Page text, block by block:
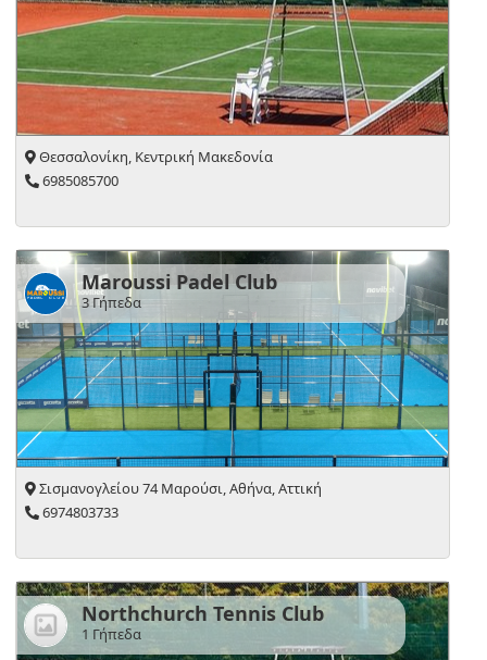
Σχετικά
με
μας
Πολιτική
Δεδομένων
English
Version
Θεσσαλονίκη, Κεντρική Μακεδονία
6985085700
Maroussi Padel Club
3 Γήπεδα
Σισμανογλείου 74 Μαρούσι, Αθήνα, Αττική
6974803733
Northchurch Tennis Club
1 Γήπεδα